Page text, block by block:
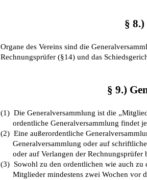
§
Organe des Vereins sind die
Rechnungsprüfer (§14) und das
§ 9.)
(1) Die Generalversammlung ist die
ordentliche Generalversammlung findet
(2) Eine außerordentliche
Generalversammlung oder auf
oder auf Verlangen der Rechnungsprüfer
(3) Sowohl zu den ordentlichen wie auch zu
Mitglieder mindestens zwei Wochen vor